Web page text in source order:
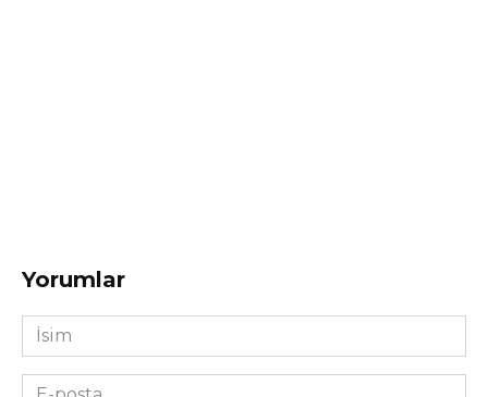
Yorumlar
İsim
*
E-